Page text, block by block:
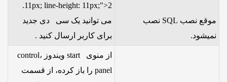
موقع نصب SQL نصب
نمیشود.
11px; line-height: 11px;">2.
می توانید یک سی دی جدید
برای کاربر ارسال کنید .
از منوی start ویندوز ،control
panel را باز کرده، از قسمت